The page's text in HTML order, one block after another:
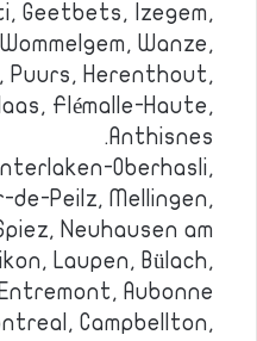
Geetbets, Izegem,
Wanze,
Puurs, Herenthout,
Flémalle-Haute,
Anthisnes.
Oberhasli,
de-Peilz, Mellingen,
Neuhausen am
Laupen, Bülach,
Aubonne.
Campbellton,